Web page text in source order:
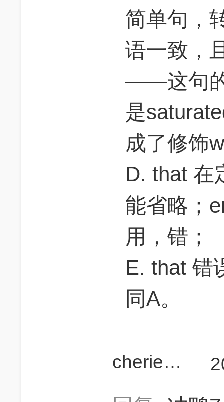
简单句，
语一致，
——这句
是
成了修饰
D. that 在
能省略；
用，错；
E. that 错
同A。
cheriehsieh